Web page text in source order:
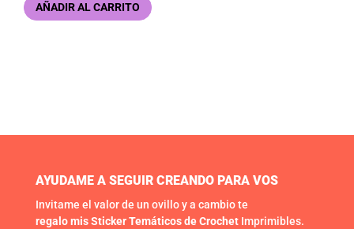
AÑADIR AL CARRITO
AYUDAME A SEGUIR CREANDO PARA VOS
Invitame el valor de un ovillo y a cambio te
regalo mis Sticker Temáticos de CrochetImprimibles.